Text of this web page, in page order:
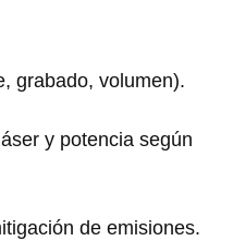
grabado, volumen).
y potencia según
de emisiones.